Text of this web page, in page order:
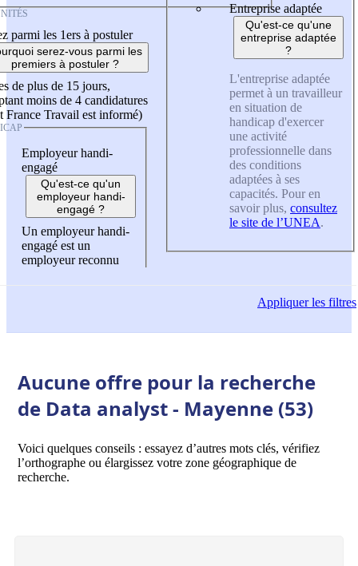
parmi les 1ers à postuler
serez-vous parmi les
premiers à postuler ?
de plus de 15 jours,
moins de 4 candidatures
France Travail est informé)
Employeur handi-
engagé
Qu'est-ce qu'un
employeur handi-
engagé ?
Un employeur handi-
engagé est un
employeur reconnu
Entreprise adaptée
Qu'est-ce qu'une
entreprise adaptée
?
L'entreprise adaptée
permet à un travailleur
en situation de
handicap d'exercer
une activité
professionnelle dans
des conditions
adaptées à ses
capacités. Pour en
savoir plus, consultez
le site de l’UNEA.
Appliquerles filtres
Aucune offre pour la recherche
de Data analyst - Mayenne (53)
Voici quelques conseils : essayez d’autres mots clés, vérifiez
l’orthographe ou élargissez votre zone géographique de
recherche.